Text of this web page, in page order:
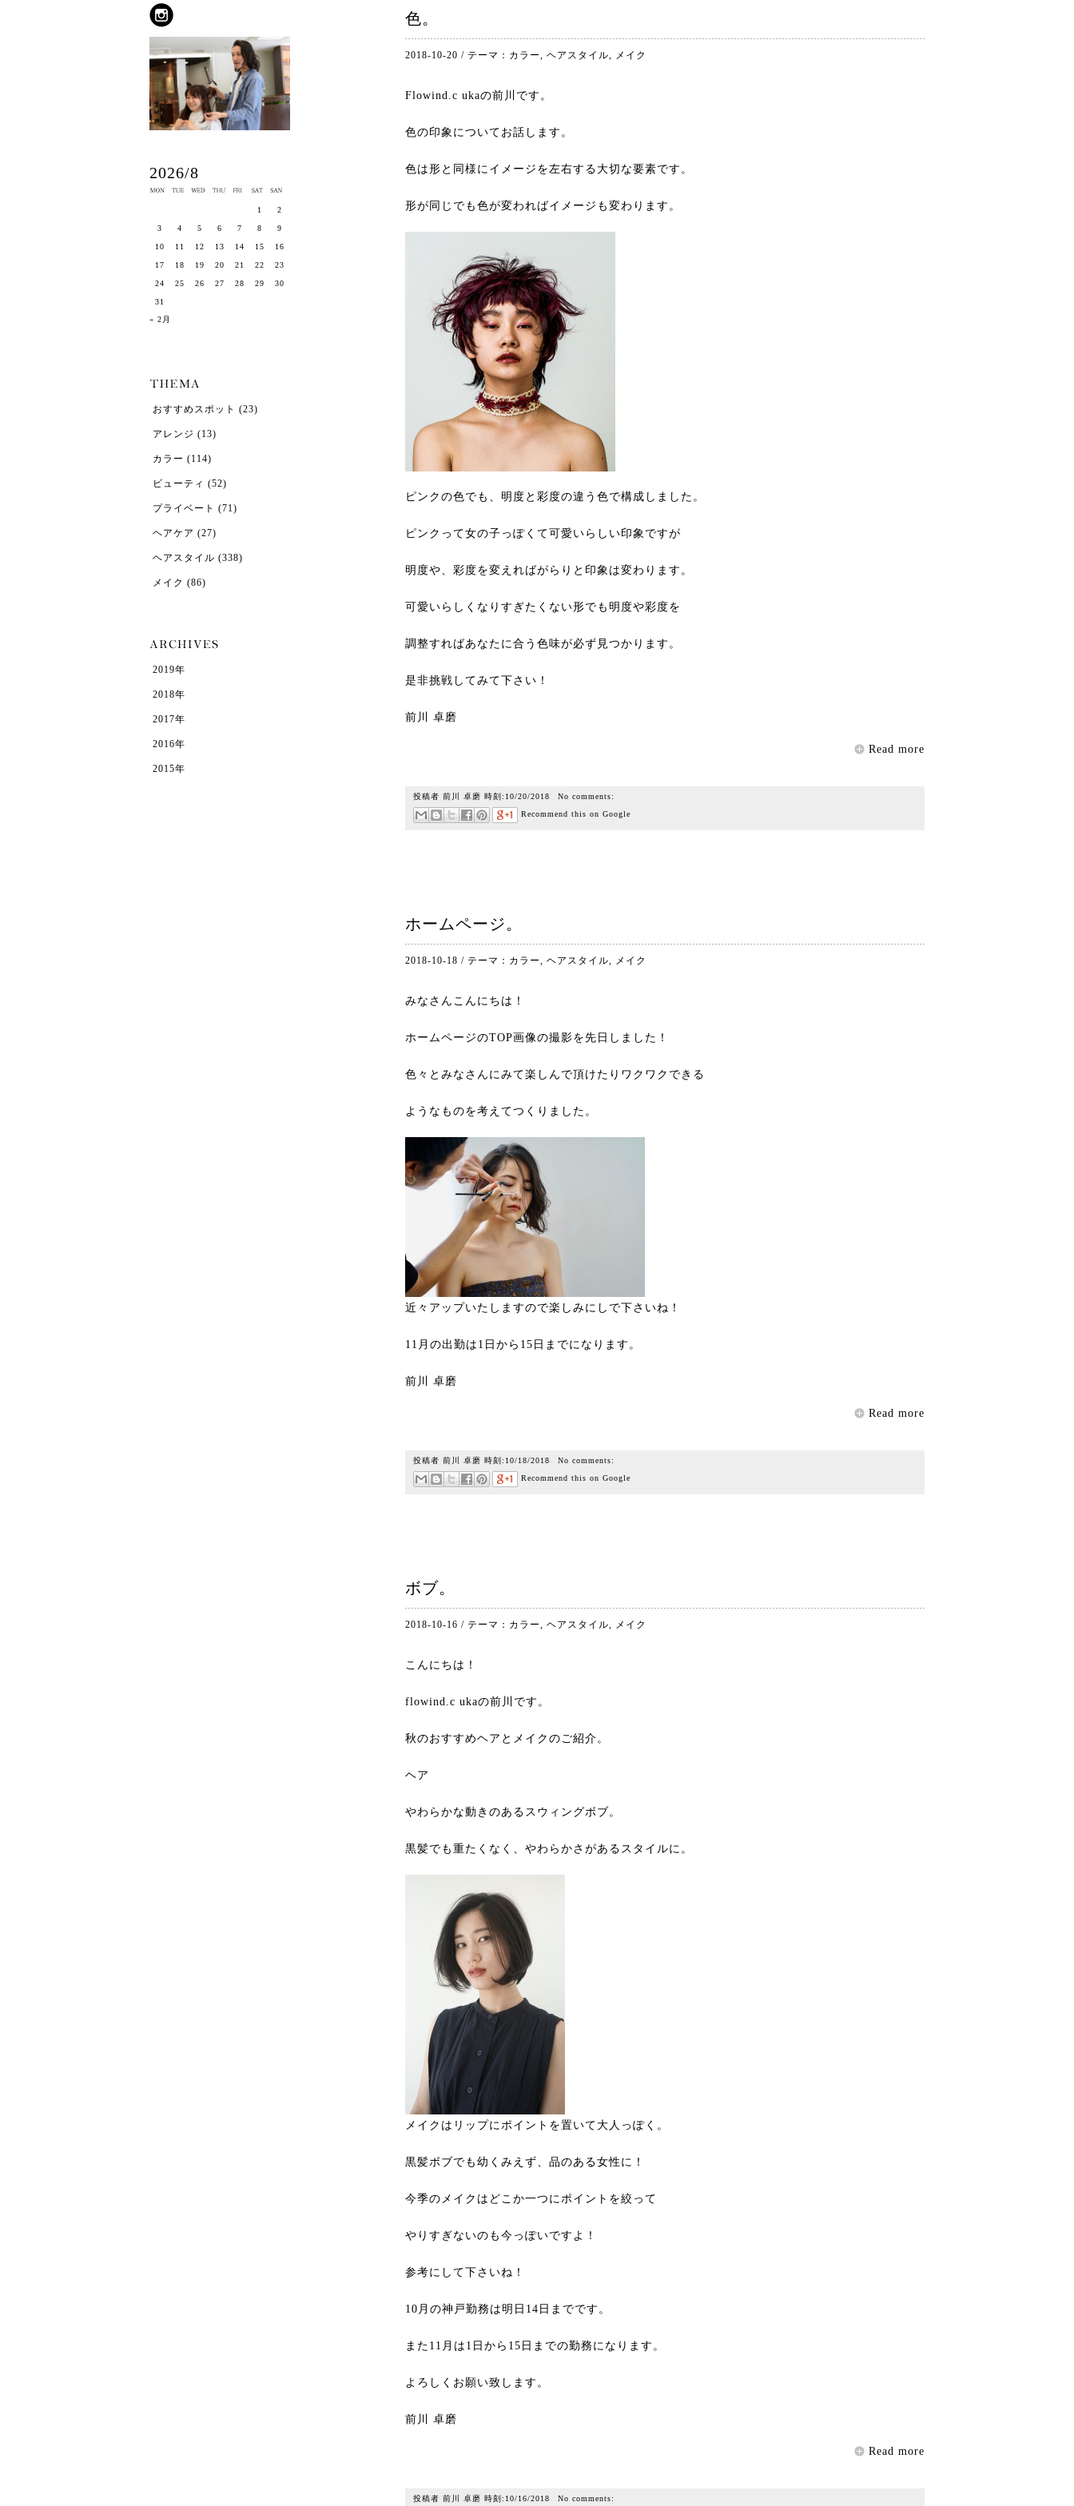
色。
2018-10-20 / テーマ： カラー, ヘアスタイル, メイク
Flowind.c ukaの前川です。
色の印象についてお話します。
色は形と同様にイメージを左右する大切な要素です。
形が同じでも色が変わればイメージも変わります。
ピンクの色でも、明度と彩度の違う色で構成しました。
ピンクって女の子っぽくて可愛いらしい印象ですが
明度や、彩度を変えればがらりと印象は変わります。
可愛いらしくなりすぎたくない形でも明度や彩度を
調整すればあなたに合う色味が必ず見つかります。
是非挑戦してみて下さい！
前川 卓磨
Read more
投稿者 前川 卓磨 時刻: 10/20/2018 No comments:
Recommend this on Google
ホームページ。
2018-10-18 / テーマ： カラー, ヘアスタイル, メイク
みなさんこんにちは！
ホームページのTOP画像の撮影を先日しました！
色々とみなさんにみて楽しんで頂けたりワクワクできる
ようなものを考えてつくりました。
近々アップいたしますので楽しみにしで下さいね！
11月の出勤は1日から15日までになります。
前川 卓磨
Read more
投稿者 前川 卓磨 時刻: 10/18/2018 No comments:
Recommend this on Google
ボブ。
2018-10-16 / テーマ： カラー, ヘアスタイル, メイク
こんにちは！
flowind.c ukaの前川です。
秋のおすすめヘアとメイクのご紹介。
ヘア
やわらかな動きのあるスウィングボブ。
黒髪でも重たくなく、やわらかさがあるスタイルに。
メイクはリップにポイントを置いて大人っぽく。
黒髪ボブでも幼くみえず、品のある女性に！
今季のメイクはどこか一つにポイントを絞って
やりすぎないのも今っぽいですよ！
参考にして下さいね！
10月の神戸勤務は明日14日までです。
また11月は1日から15日までの勤務になります。
よろしくお願い致します。
前川 卓磨
Read more
投稿者 前川 卓磨 時刻: 10/16/2018 No comments:
2026/8
« 2月
1 2
3 4 5 6 7 8 9
10 11 12 13 14 15 16
17 18 19 20 21 22 23
24 25 26 27 28 29 30
31
おすすめスポット (23)
アレンジ (13)
カラー (114)
ビューティ (52)
プライベート (71)
ヘアケア (27)
ヘアスタイル (338)
メイク (86)
2019年
2018年
2017年
2016年
2015年